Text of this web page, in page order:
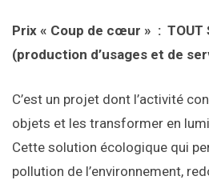
Prix « Coup de cœur » : TOUT
(production d’usages et de
C’est un projet dont l’activité
objets et les transformer en
Cette solution écologique qui
pollution de l’environnement,